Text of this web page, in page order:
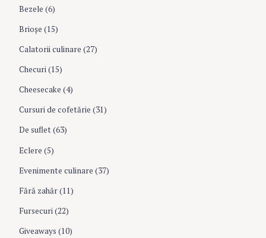
t
i
o
n
r
Bezele (6)
Brioşe (15)
Calatorii culinare (27)
Checuri(15)
Cheesecake (4)
Cursuri de cofetărie (31)
De suflet(63)
Eclere (5)
Evenimente culinare (37)
Fără zahăr(11)
Fursecuri(22)
Giveaways (10)